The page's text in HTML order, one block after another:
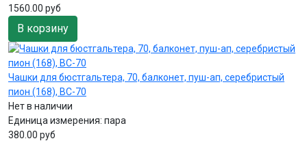
1560.00 руб
В корзину
Чашки для бюстгальтера, 70, балконет, пуш-ап, серебристый
пион (168), BC-70
Нет в наличии
Единица измерения: пара
380.00 руб